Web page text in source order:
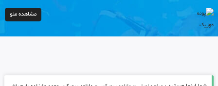
مشاهده منو